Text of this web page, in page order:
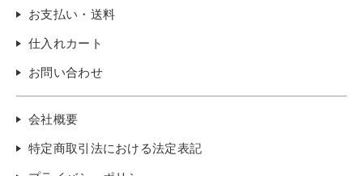
お支払い・送料
仕入れカート
お問い合わせ
会社概要
特定商取引法における法定表記